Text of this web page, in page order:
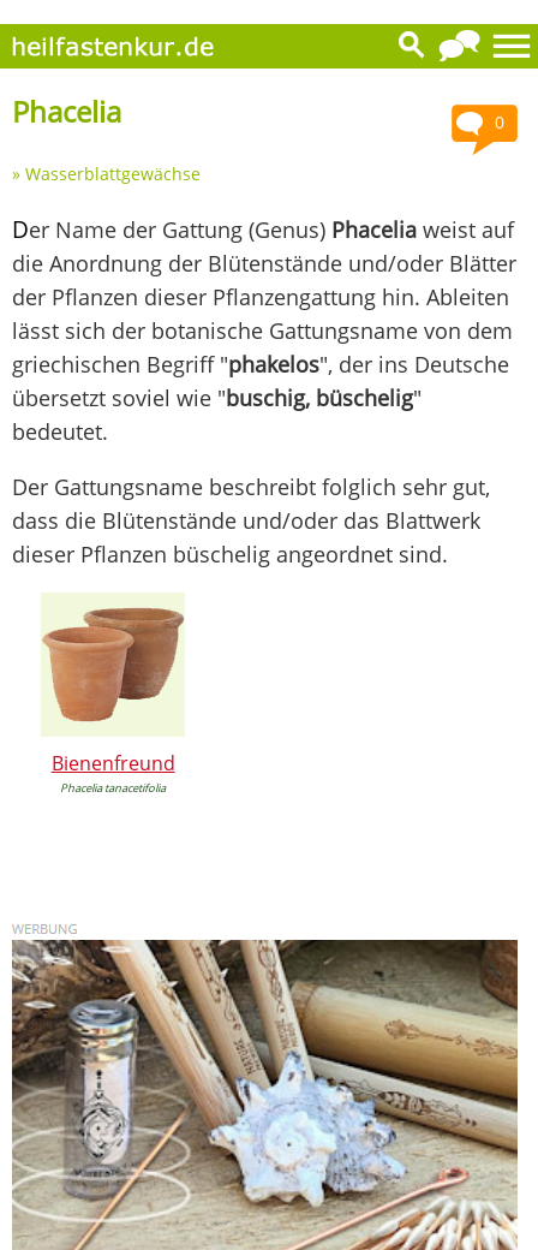
0
Phacelia
» Wasserblattgewächse
Der Name der Gattung (Genus) Phacelia weist auf
die Anordnung der Blütenstände und/oder Blätter
der Pflanzen dieser Pflanzengattung hin. Ableiten
lässt sich der botanische Gattungsname von dem
griechischen Begriff "phakelos", der ins Deutsche
übersetzt soviel wie "buschig, büschelig"
bedeutet.
Der Gattungsname beschreibt folglich sehr gut,
dass die Blütenstände und/oder das Blattwerk
dieser Pflanzen büschelig angeordnet sind.
Bienenfreund
Phacelia tanacetifolia